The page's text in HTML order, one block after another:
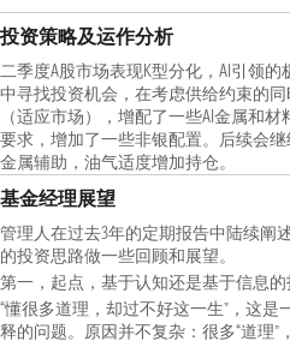
投资策略及运作分析
二季度A股市场表现K型分化，AI引领
中寻找投资机会，在考虑供给约束的
（适应市场），增配了一些AI金属和
要求，增加了一些非银配置。后续会
金属辅助，油气适度增加持仓。
基金经理展望
管理人在过去3年的定期报告中陆续阐
的投资思路做一些回顾和展望。
第一，起点，基于认知还是基于信息的
“懂很多道理，却过不好这一生”，这
释的问题。原因并不复杂：很多“道理